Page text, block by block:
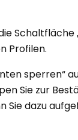
Schaltfläche
Profilen.
sperren“
Sie zur
Sie dazu